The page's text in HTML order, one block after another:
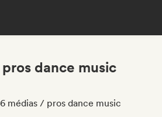
dance music
médias / pros dance music